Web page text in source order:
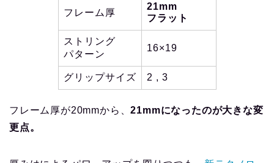
フレーム厚
21mm
フラット
ストリング
パターン
16×19
グリップサイズ 2 , 3
フレーム厚が20mmから、21mmになったのが大きな変
更点。